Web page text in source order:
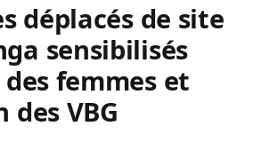
déplacés de site
sensibilisés
femmes et
VBG